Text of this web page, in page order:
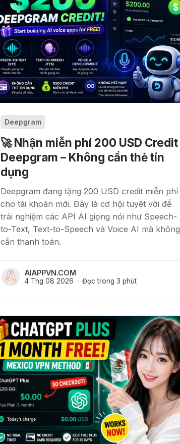
Deepgram
🚀 Nhận miễn phí 200 USD Credit
Deepgram – Không cần thẻ tín
dụng
Deepgram đang tặng 200 USD credit miễn phí
cho tài khoản mới. Đây là cơ hội tuyệt vời để
trải nghiệm các API AI giọng nói như Speech-
to-Text, Text-to-Speech và Voice AI mà không
cần thanh toán.
AIAPPVN.COM
4 Thg 08 2026 Đọc trong 3 phút